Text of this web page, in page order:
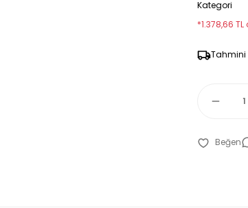
Kategori
*1.378,66
Tahmini